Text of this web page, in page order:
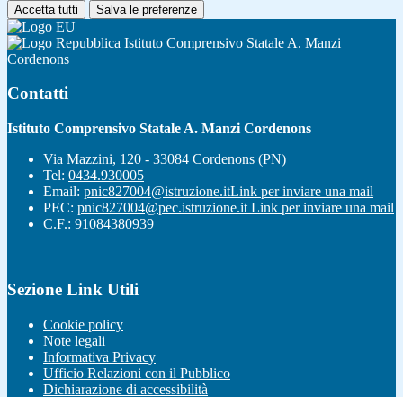
Accetta tutti Salva le preferenze
Istituto Comprensivo Statale A. Manzi
Cordenons
Contatti
Istituto Comprensivo Statale A. Manzi Cordenons
Via Mazzini, 120 - 33084 Cordenons (PN)
Tel: 0434.930005
Email: pnic827004@istruzione.itLink per inviare una mail
PEC: pnic827004@pec.istruzione.it Link per inviare una mail
C.F.: 91084380939
Sezione Link Utili
Cookie policy
Note legali
Informativa Privacy
Ufficio Relazioni con il Pubblico
Dichiarazione di accessibilità